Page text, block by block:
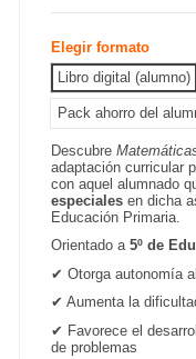
Elegir formato
Libro digital (alumno)
Pack ahorro del
Descubre
adaptación curricular
con aquel alumnado
especiales en dicha
Educación Primaria.
Orientado a5º de
✔ Otorga autonomía
✔ Aumenta la
✔ Favorece el
de problemas